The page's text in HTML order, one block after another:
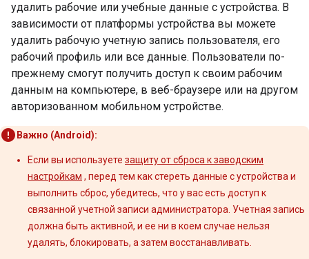
удалить рабочие или учебные данные с устройства. В
зависимости от платформы устройства вы можете
удалить рабочую учетную запись пользователя, его
рабочий профиль или все данные. Пользователи по-
прежнему смогут получить доступ к своим рабочим
данным на компьютере, в веб-браузере или на другом
авторизованном мобильном устройстве.
Важно (Android):
Если вы используете защиту от сброса к заводским
настройкам , перед тем как стереть данные с устройства и
выполнить сброс, убедитесь, что у вас есть доступ к
связанной учетной записи администратора. Учетная запись
должна быть активной, и ее ни в коем случае нельзя
удалять, блокировать, а затем восстанавливать.